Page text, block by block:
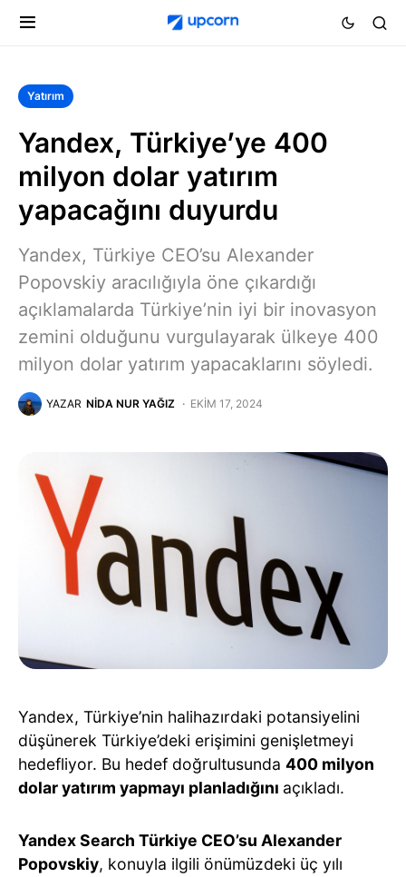
Yatırım
Yandex, Türkiye’ye 400
milyon dolar yatırım
yapacağını duyurdu
Yandex, Türkiye CEO’su Alexander
Popovskiy aracılığıyla öne çıkardığı
açıklamalarda Türkiye’nin iyi bir inovasyon
zemini olduğunu vurgulayarak ülkeye 400
milyon dolar yatırım yapacaklarını söyledi.
YAZAR NIDA NUR YAĞIZ EKIM 17, 2024
Yandex, Türkiye’nin halihazırdaki potansiyelini
düşünerek Türkiye’deki erişimini genişletmeyi
hedefliyor. Bu hedef doğrultusunda 400 milyon
dolar yatırım yapmayı planladığını açıkladı.
Yandex Search Türkiye CEO’su Alexander
Popovskiy, konuyla ilgili önümüzdeki üç yılı